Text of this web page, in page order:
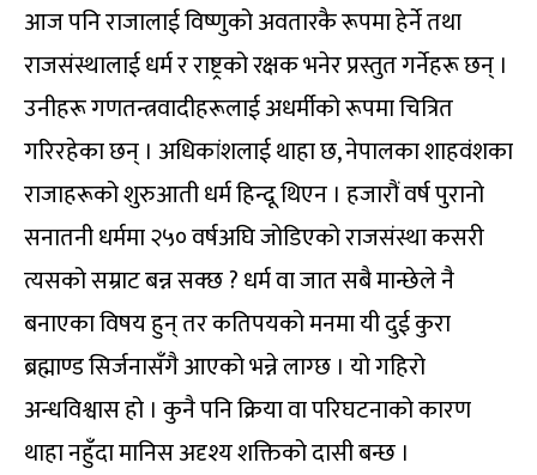
आज पनि राजालाई विष्णुको अवतारकै रूपमा हेर्ने तथा
राजसंस्थालाई धर्म र राष्ट्रको रक्षक भनेर प्रस्तुत गर्नेहरू छन् ।
उनीहरू गणतन्त्रवादीहरूलाई अधर्मीको रूपमा चित्रित
गरिरहेका छन् । अधिकांशलाई थाहा छ, नेपालका शाहवंशका
राजाहरूको शुरुआती धर्म हिन्दू थिएन । हजारौं वर्ष पुरानो
सनातनी धर्ममा २५० वर्षअघि जोडिएको राजसंस्था कसरी
त्यसको सम्राट बन्न सक्छ ? धर्म वा जात सबै मान्छेले नै
बनाएका विषय हुन् तर कतिपयको मनमा यी दुई कुरा
ब्रह्माण्ड सिर्जनासँगै आएको भन्ने लाग्छ । यो गहिरो
अन्धविश्वास हो । कुनै पनि क्रिया वा परिघटनाको कारण
थाहा नहुँदा मानिस अदृश्य शक्तिको दासी बन्छ ।